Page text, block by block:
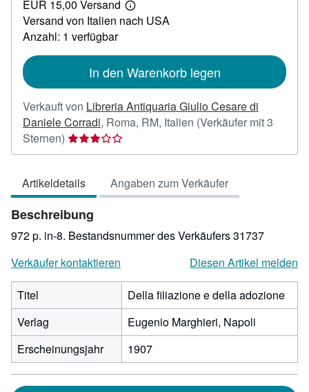
46,00
EUR 15,00 Versand
Weitere
Informationen
Versand von Italien nach USA
Anzahl: 1 verfügbar
In den Warenkorb legen
Verkauft von Libreria Antiquaria Giulio Cesare di
Daniele Corradi, Roma, RM, Italien (Verkäufer mit 3
Sternen) Verkäuferbewertung
3
5
Sternen
Artikeldetails Angaben zum Verkäufer
Beschreibung
972 p. in-8. Bestandsnummer des Verkäufers 31737
Verkäufer kontaktieren
Diesen Artikel melden
Titel
Della filiazione e della adozione
Verlag
Eugenio Marghieri, Napoli
Erscheinungsjahr
1907